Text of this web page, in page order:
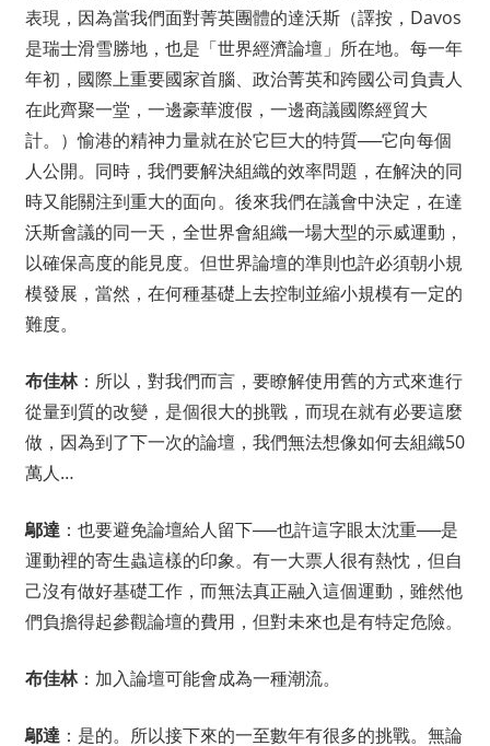
表現，因為當我們面對菁英團體的達沃斯（譯按，Davos
是瑞士滑雪勝地，也是「世界經濟論壇」所在地。每一年
年初，國際上重要國家首腦、政治菁英和跨國公司負責人
在此齊聚一堂，一邊豪華渡假，一邊商議國際經貿大
計。）愉港的精神力量就在於它巨大的特質──它向每個
人公開。同時，我們要解決組織的效率問題，在解決的同
時又能關注到重大的面向。後來我們在議會中決定，在達
沃斯會議的同一天，全世界會組織一場大型的示威運動，
以確保高度的能見度。但世界論壇的準則也許必須朝小規
模發展，當然，在何種基礎上去控制並縮小規模有一定的
難度。
布佳林：所以，對我們而言，要瞭解使用舊的方式來進行
從量到質的改變，是個很大的挑戰，而現在就有必要這麼
做，因為到了下一次的論壇，我們無法想像如何去組織50
萬人…
鄔達：也要避免論壇給人留下──也許這字眼太沈重──是
運動裡的寄生蟲這樣的印象。有一大票人很有熱忱，但自
己沒有做好基礎工作，而無法真正融入這個運動，雖然他
們負擔得起參觀論壇的費用，但對未來也是有特定危險。
布佳林：加入論壇可能會成為一種潮流。
鄔達：是的。所以接下來的一至數年有很多的挑戰。無論